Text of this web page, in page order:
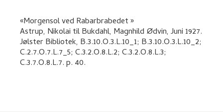
Morgensol ved Rabarbrabedet
Astrup, Nikolai tilBukdahl, Magnhild Ødvin, Juni 1927.
Jølster Bibliotek, B.3.10.O.3.L.10_1; B.3.10.O.3.L.10_2;
C.2.7.O.7.L.7_5; C.3.2.O.8.L.2; C.3.2.O.8.L.3;
C.3.7.O.8.L.7.p. 40.